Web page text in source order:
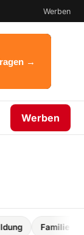
Werben
→
Werben
Kultur &